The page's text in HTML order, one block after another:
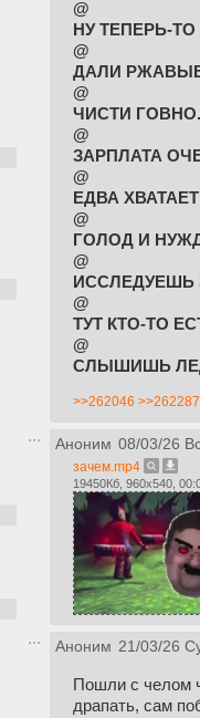
@
НУ ТЕПЕРЬ-
@
ДАЛИ
@
ЧИСТИ
@
ЗАРПЛАТА
@
ЕДВА
@
ГОЛОД И
@
@
ТУТ КТО-ТО
@
СЛЫШИШЬ
>>262046 >>262287
Аноним 08/03/26
зачем.mp4
19450Кб, 960x540,
Аноним 21/03/26
Пошли с челом
драпать, сам